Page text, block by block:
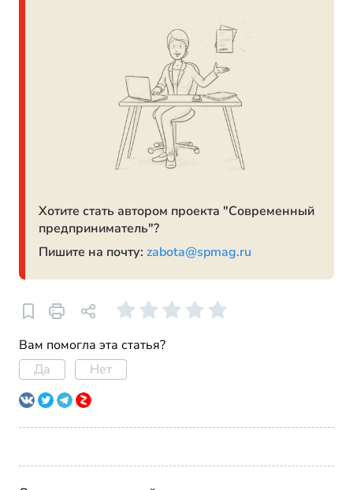
Хотите стать автором проекта "Современный
предприниматель"?
Пишите на почту: zabota@spmag.ru
Вам помогла эта статья?
Да
Нет